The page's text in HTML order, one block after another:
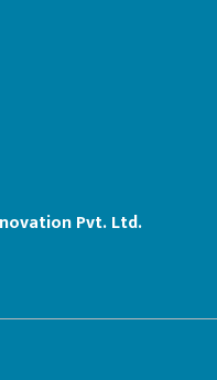
Pvt. Ltd.